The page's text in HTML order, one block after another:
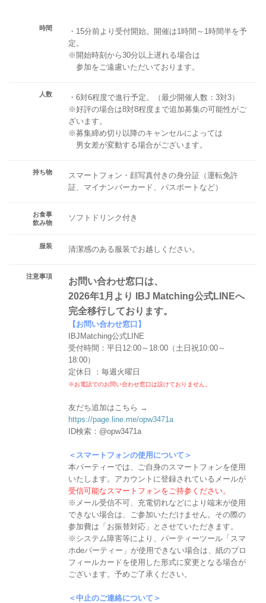
時間
・15分前より受付開始。開催は1時間～1時間半を予
定。
※開始時刻から30分以上遅れる場合は
参加をご遠慮いただいております。
人数
・6対6程度で進行予定。（最少開催人数：3対3）
※好評の場合は8対8程度まで追加募集の可能性がご
ざいます。
※募集締め切り以降のキャンセルによっては
男女差が変動する場合がございます。
持ち物
スマートフォン・顔写真付きの身分証（運転免許
証、マイナンバーカード、パスポートなど）
お食事
飲み物
ソフトドリンク付き
服装 清潔感のある服装でお越しください。
注意事項
お問い合わせ窓口は、
2026年1月より IBJ Matching公式LINEへ
完全移行しております。
【お問い合わせ窓口】
IBJMatching公式LINE
受付時間：平日12:00～18:00（土日祝10:00～
18:00）
定休日 ：毎週火曜日
※お電話でのお問い合わせ窓口は設けておりません。
友だち追加はこちら →
https://page.line.me/opw3471a
ID検索：@opw3471a
＜スマートフォンの使用について＞
本パーティーでは、ご自身のスマートフォンを使用
いたします。アカウントに登録されているメールが
受信可能なスマートフォンをご持参ください。
※メール受信不可、充電切れなどにより端末が使用
できない場合は、ご参加いただけません。その際の
参加費は「お振替対応」とさせていただきます。
※システム障害等により、パーティーツール「スマ
ホdeパーティー」が使用できない場合は、紙のプロ
フィールカードを使用した形式に変更となる場合が
ございます。予めご了承ください。
＜中止のご連絡について＞